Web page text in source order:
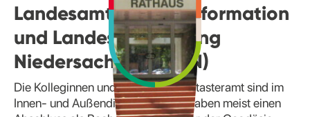
Landesamt für Geoinformation
und Landesvermessung
Niedersachsen (LGLN)
Die Kolleginnen und Kollegen im Katasteramt sind im
Innen- und Außendienst tätig und haben meist einen